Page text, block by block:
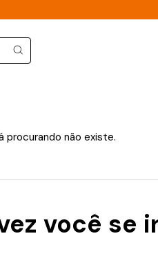
procurando não existe.
você se